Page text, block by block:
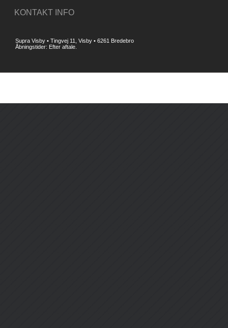
KONTAKT INFO
Supra Visby • Tingvej 11, Visby • 6261 Bredebro
Åbningstider: Efter aftale.